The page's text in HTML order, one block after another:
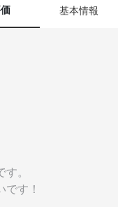
基本情報
。
です！